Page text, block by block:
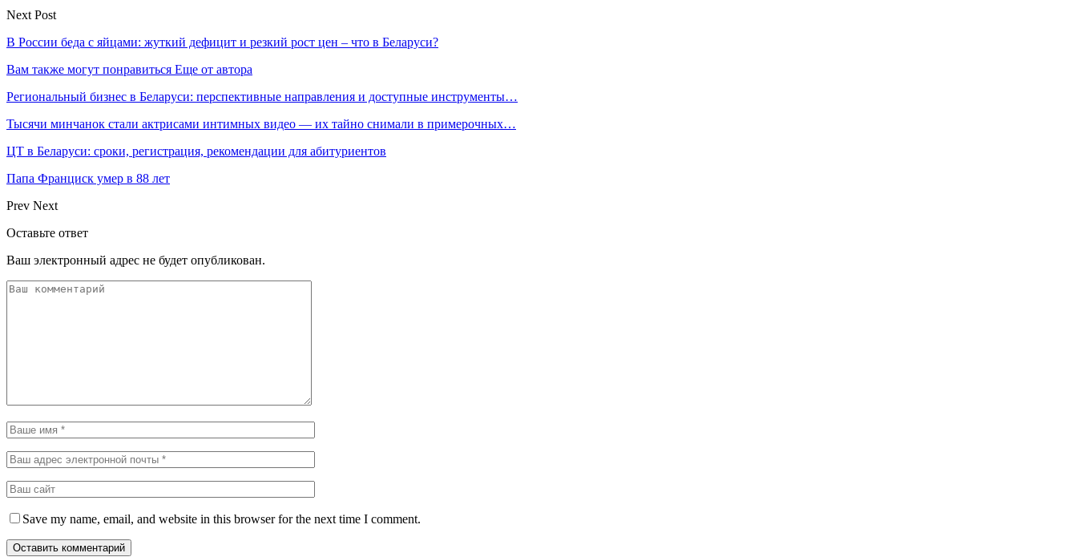
Next Post
В России беда с яйцами: жуткий дефицит и резкий рост цен – что в Беларуси?
Вам также могут понравиться Еще от автора
Региональный бизнес в Беларуси: перспективные направления и доступные инструменты…
Тысячи минчанок стали актрисами интимных видео — их тайно снимали в примерочных…
ЦТ в Беларуси: сроки, регистрация, рекомендации для абитуриентов
Папа Франциск умер в 88 лет
Prev Next
Оставьте ответ
Ваш электронный адрес не будет опубликован.
Save my name, email, and website in this browser for the next time I comment.